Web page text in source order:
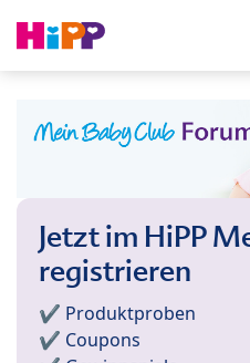
Jetzt im HiPP
registrieren
✔️ Produktproben
✔️ Coupons